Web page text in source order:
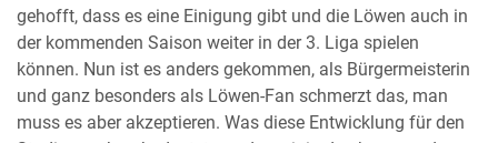
gehofft, dass es eine Einigung gibt und die Löwen auch in
der kommenden Saison weiter in der 3. Liga spielen
können. Nun ist es anders gekommen, als Bürgermeisterin
und ganz besonders als Löwen-Fan schmerzt das, man
muss es aber akzeptieren. Was diese Entwicklung für den